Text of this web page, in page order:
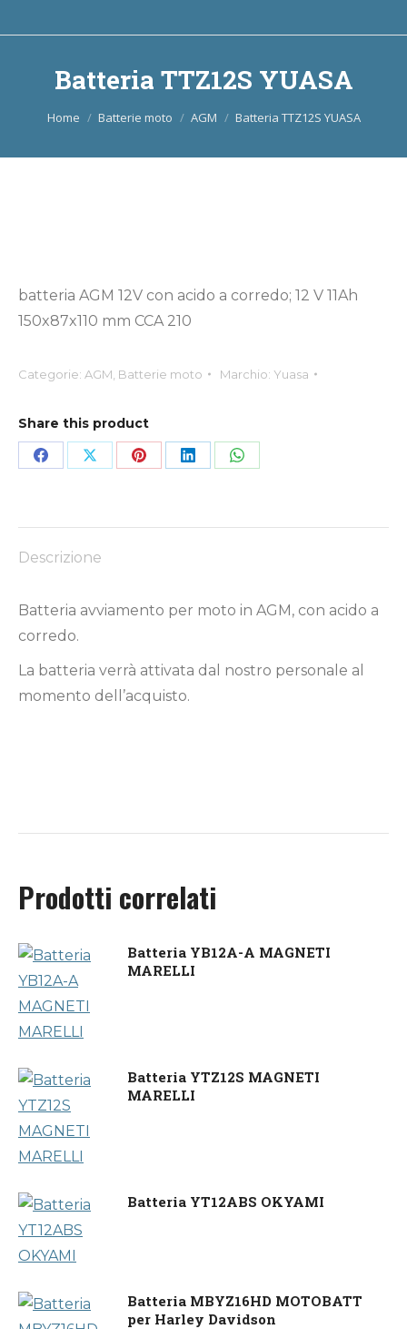
Batteria TTZ12S YUASA
Tu sei qui:
Home Batterie moto AGM Batteria TTZ12S YUASA
batteria AGM 12V con acido a corredo; 12 V 11Ah
150x87x110 mm CCA 210
Categorie: AGM Batterie moto Marchio: Yuasa
Share this product
CondividiCondividiCondividiCondividiCondividi
Descrizione
Batteria avviamento per moto in AGM, con acido a
corredo.
La batteria verrà attivata dal nostro personale al
momento dell’acquisto.
Prodotti correlati
Batteria YB12A-A MAGNETI
MARELLI
Batteria YTZ12S MAGNETI
MARELLI
Batteria YT12ABS OKYAMI
Batteria MBYZ16HD MOTOBATT
per Harley Davidson